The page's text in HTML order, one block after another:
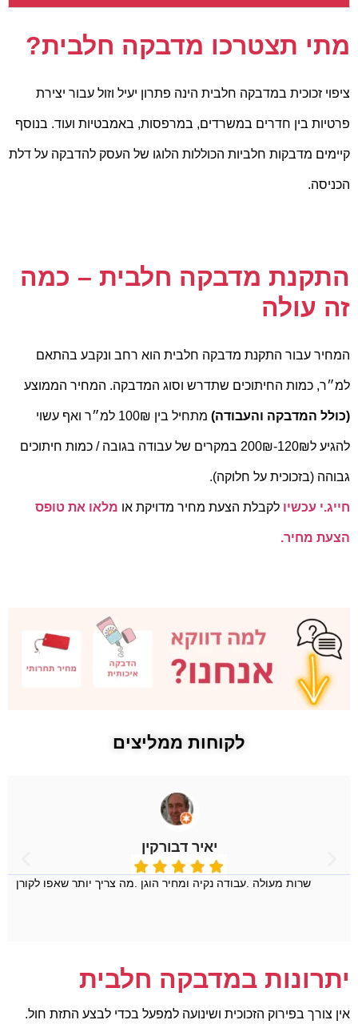
מתי תצטרכו מדבקה חלבית?
ציפוי זכוכית במדבקה חלבית הינה פתרון יעיל וזול עבור יצירת
פרטיות בין חדרים במשרדים, במרפסות, באמבטיות ועוד. בנוסף
קיימים מדבקות חלביות הכוללות הלוגו של העסק להדבקה על דלת
הכניסה.
התקנת מדבקה חלבית – כמה
זה עולה
המחיר עבור התקנת מדבקה חלבית הוא רחב ונקבע בהתאם
למ״ר, כמות החיתוכים שתדרש וסוג המדבקה. המחיר הממוצע
(כולל המדבקה והעבודה) מתחיל בין 100₪ למ״ר ואף עשוי
להגיע ל120₪-200₪ במקרים של עבודה בגובה / כמות חיתוכים
גבוהה (בזכוכית על חלוקה).
חייג.י עכשיו לקבלת הצעת מחיר מדויקת או מלאו את טופס
הצעת מחיר.
לקוחות ממליצים
יאיר דבורקין
שרות מעולה .עבודה נקיה ומחיר הוגן .מה צריך יותר שאפו לקורן
יתרונות במדבקה חלבית
אין צורך בפירוק הזכוכית ושינועה למפעל בכדי לבצע התזת חול.